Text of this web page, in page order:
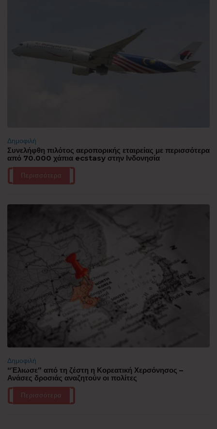
Δημοφιλή
Συνελήφθη πιλότος αεροπορικής εταιρείας με περισσότερα
από 70.000 χάπια ecstasy στην Ινδονησία
Περισσότερα
Δημοφιλή
“Έλιωσε” από τη ζέστη η Κορεατική Χερσόνησος –
Ανάσες δροσιάς αναζητούν οι πολίτες
Περισσότερα